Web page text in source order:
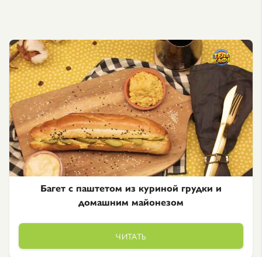
Багет с паштетом из куриной грудки и
домашним майонезом
ЧИТАТЬ